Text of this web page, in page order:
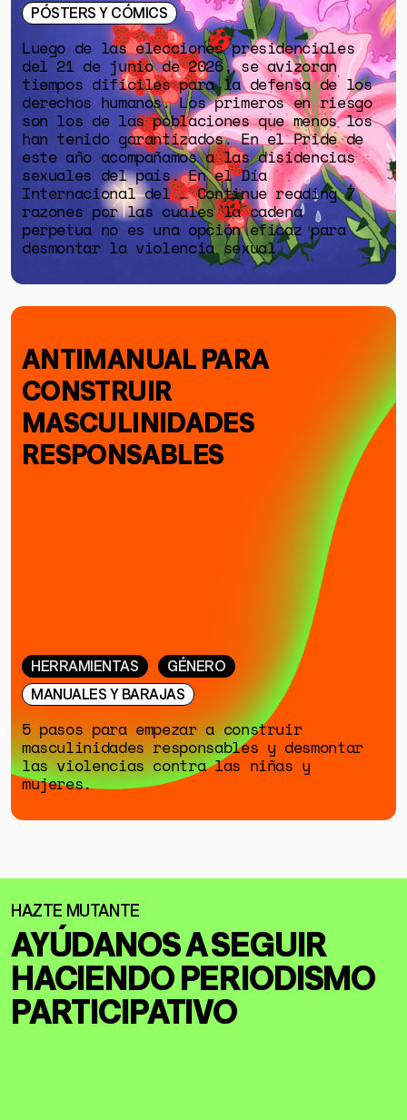
PÓSTERS Y CÓMICS
Luego de las elecciones presidenciales
del 21 de junio de 2026, se avizoran
tiempos difíciles para la defensa de los
derechos humanos. Los primeros en riesgo
son los de las poblaciones que menos los
han tenido garantizados. En el Pride de
este año acompañamos a las disidencias
sexuales del país. En el Día
Internacional del … Continue reading 7
razones por las cuales la cadena
perpetua no es una opción eficaz para
desmontar la violencia sexual
ANTIMANUAL PARA
CONSTRUIR
MASCULINIDADES
RESPONSABLES
HERRAMIENTAS
GÉNERO
MANUALES Y BARAJAS
5 pasos para empezar a construir
masculinidades responsables y desmontar
las violencias contra las niñas y
mujeres.
AYÚDANOS A SEGUIR
HACIENDOPERIODISMO
PARTICIPATIVO